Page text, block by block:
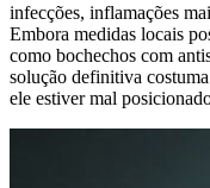
infecções, inflamações
Embora medidas locais
como bochechos com
solução definitiva
ele estiver mal